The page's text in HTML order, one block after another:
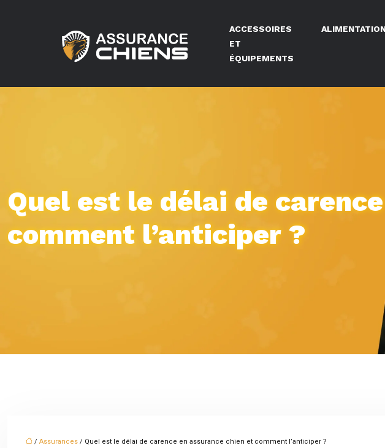
ACCESSOIRES
ET
ÉQUIPEMENTS
Quel est le délai de
comment l’anticiper ?
/ Assurances / Quel est le délai de carence en assurance chien et comment l’anticiper ?